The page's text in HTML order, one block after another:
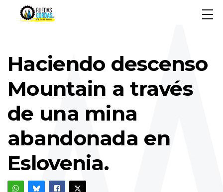
Haciendo descenso
Mountain a través
de una mina
abandonada en
Eslovenia.